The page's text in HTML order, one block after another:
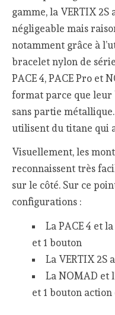
gamme, la VERTIX
négligeable mais
notamment grâce à
bracelet nylon de
PACE 4, PACE Pro et
format parce que leur
sans partie métallique.
utilisent du titane qui
Visuellement, les
reconnaissent très
sur le côté. Sur ce
configurations :
La PACE 4 et
et 1 bouton
La VERTIX 2S
La NOMAD et
et 1 bouton action